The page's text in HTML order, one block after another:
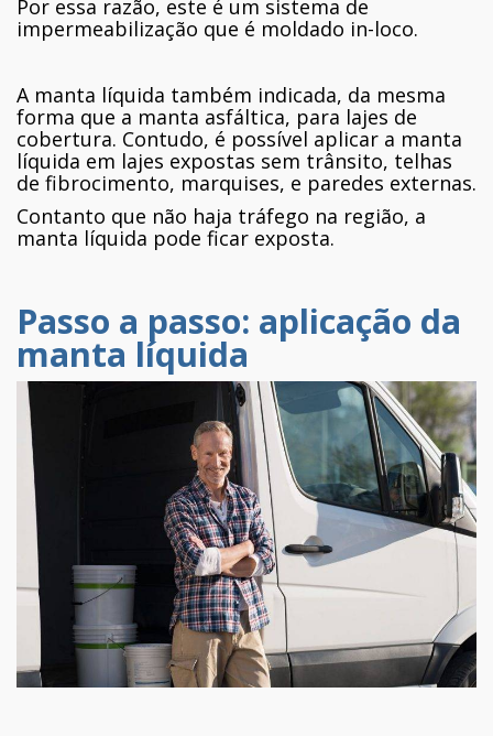
Por essa razão, este é um sistema de
impermeabilização que é moldado in-loco.
A manta líquida também indicada, da mesma
forma que a manta asfáltica, para lajes de
cobertura. Contudo, é possível aplicar a manta
líquida em lajes expostas sem trânsito, telhas
de fibrocimento, marquises, e paredes externas.
Contanto que não haja tráfego na região, a
manta líquida pode ficar exposta.
Passo a passo: aplicação da
manta líquida